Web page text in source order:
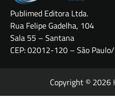
Publimed Editora Ltda.
Rua Felipe Gadelha, 104
Sala 55 – Santana
CEP: 02012-120 – São
Copyright © 2026